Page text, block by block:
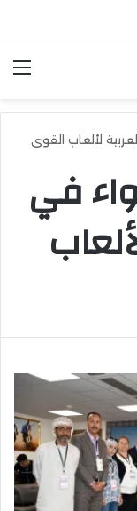
لألعاب القوى
في